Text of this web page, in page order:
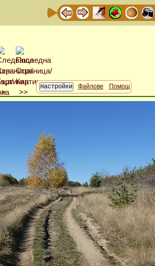
Файлове Помощ